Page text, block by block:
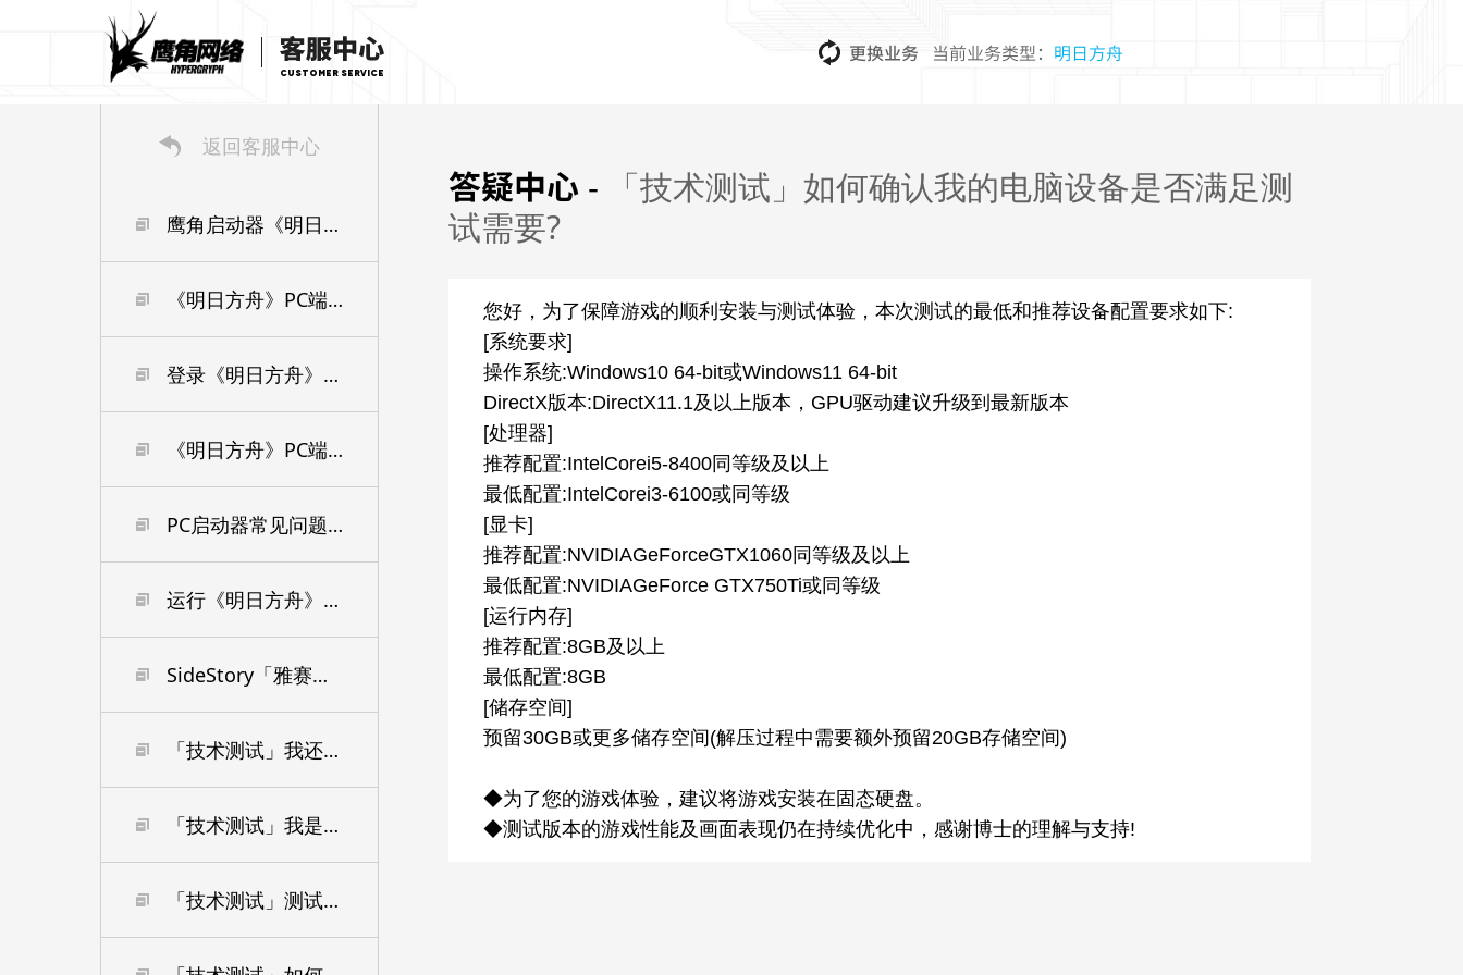
CUSTOMER SERVICE
当前业务类型： 明日方舟
更换业务
返回客服中心
鹰角启动器《明日方舟》游戏实时数据面板丨常见问题FAQ
《明日方舟》PC端预下载丨常见问题FAQ
登录《明日方舟》PC端需要使用什么账号？可登录那些服务器？
《明日方舟》PC端技术性开放测试是否限量，是否会删档？
PC启动器常见问题汇总
运行《明日方舟》PC端对电脑设备有什么要求？
SideStory「雅赛努斯复仇记」版本已修复问题
「技术测试」我还有其他疑问，如何进行反馈？
「技术测试」我是否可以将测试内容以直播、录屏、截图等方式分享至社媒平台？
「技术测试」测试期间是否可以更换设备？
答疑中心 -
「技术测试」如何确认我的电脑设备是否满足测
试需要?
您好，为了保障游戏的顺利安装与测试体验，本次测试的最低和推荐设备配置要求如下:
[系统要求]
操作系统:Windows10 64-bit或Windows11 64-bit
DirectX版本:DirectX11.1及以上版本，GPU驱动建议升级到最新版本
[处理器]
推荐配置:IntelCorei5-8400同等级及以上
最低配置:IntelCorei3-6100或同等级
[显卡]
推荐配置:NVIDIAGeForceGTX1060同等级及以上
最低配置:NVIDIAGeForce GTX750Ti或同等级
[运行内存]
推荐配置:8GB及以上
最低配置:8GB
[储存空间]
预留30GB或更多储存空间(解压过程中需要额外预留20GB存储空间)
◆为了您的游戏体验，建议将游戏安装在固态硬盘。
◆测试版本的游戏性能及画面表现仍在持续优化中，感谢博士的理解与支持!